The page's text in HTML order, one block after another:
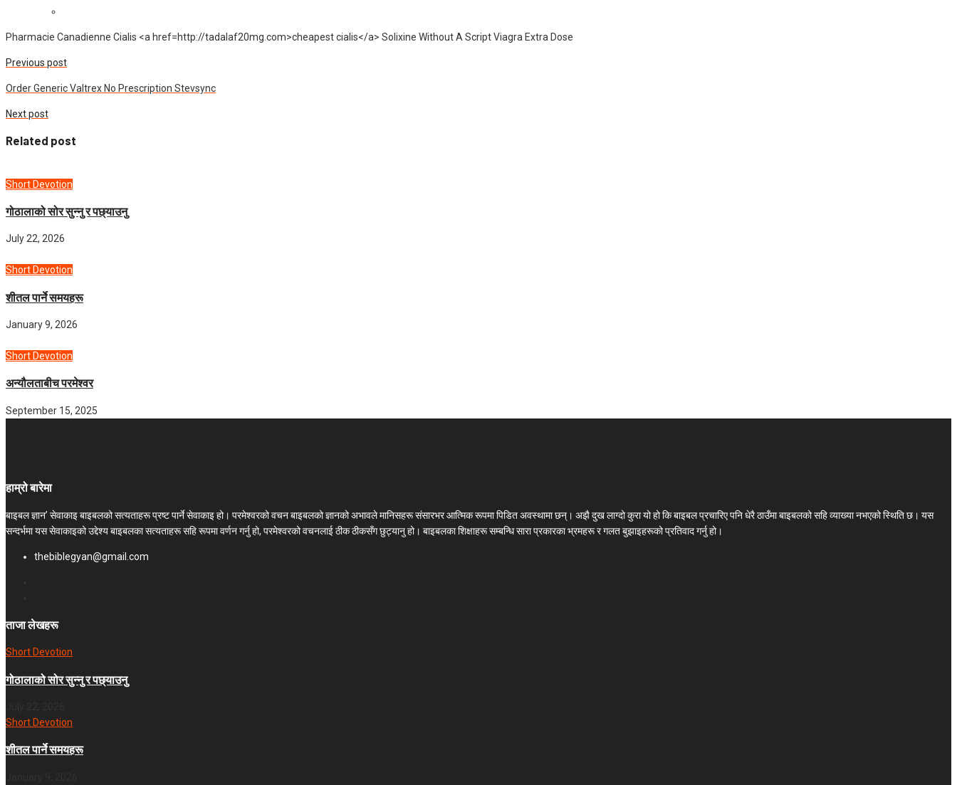
Pharmacie Canadienne Cialis <a href=http://tadalaf20mg.com>cheapest cialis</a> Solixine Without A Script Viagra Extra Dose
Previous post
Order Generic Valtrex No Prescription Stevsync
Next post
Related post
Short Devotion
गोठालाको सोर सुन्नु र पछ्याउनु
July 22, 2026
Short Devotion
शीतल पार्ने समयहरू
January 9, 2026
Short Devotion
अन्यौलताबीच परमेश्‍वर
September 15, 2025
हाम्रो बारेमा
बाइबल ज्ञान’ सेवाकाइ बाइबलको सत्यताहरू प्रष्ट पार्ने सेवाकाइ हो। परमेश्‍वरको वचन बाइबलको ज्ञानको अभावले मानिसहरू संसारभर आत्मिक रूपमा पिडित अवस्थामा छन्। अझै दुख लाग्दो कुरा यो हो कि बाइबल प्रचारिए पनि धेरै ठाउँमा बाइबलको सहि व्याख्या नभएको स्थिति छ। यस
सन्दर्भमा यस सेवाकाइको उद्देश्य बाइबलका सत्यताहरू सहि रूपमा वर्णन गर्नु हो, परमेश्वरको वचनलाई ठीक ठीकसँग छुट्यानु हो। बाइबलका शिक्षाहरू सम्बन्धि सारा प्रकारका भ्रमहरू र गलत बुझाइहरूको प्रतिवाद गर्नु हो।
thebiblegyan@gmail.com
ताजा लेखहरू
Short Devotion
गोठालाको सोर सुन्नु र पछ्याउनु
Short Devotion
शीतल पार्ने समयहरू